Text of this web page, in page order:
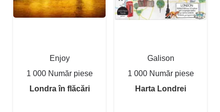
Enjoy
1 000 Număr piese
Londra în flăcări
Galison
1 000 Număr piese
Harta Londrei